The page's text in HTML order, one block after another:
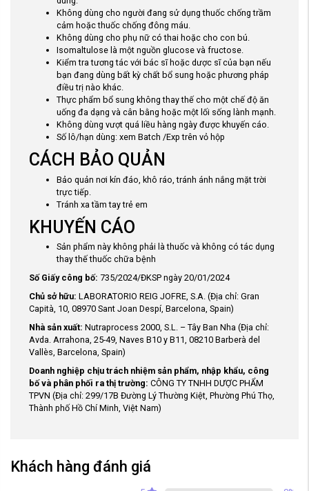
Không dùng cho người đang sử dụng thuốc chống trầm
cảm hoặc thuốc chống đông máu.
Không dùng cho phụ nữ có thai hoặc cho con bú.
Isomaltulose là một nguồn glucose và fructose.
Kiểm tra tương tác với bác sĩ hoặc dược sĩ của bạn nếu
bạn đang dùng bất kỳ chất bổ sung hoặc phương pháp
điều trị nào khác.
Thực phẩm bổ sung không thay thế cho một chế độ ăn
uống đa dạng và cân bằng hoặc một lối sống lành mạnh.
Không dùng vượt quá liều hàng ngày được khuyến cáo.
Số lô/hạn dùng: xem Batch /Exp trên vỏ hộp
CÁCH BẢO QUẢN
Bảo quản nơi kín đáo, khô ráo, tránh ánh nắng mặt trời
trực tiếp.
Tránh xa tầm tay trẻ em
KHUYẾN CÁO
Sản phẩm này không phải là thuốc và không có tác dụng
thay thế thuốc chữa bệnh
Số Giấy công bố: 735/2024/ĐKSP ngày 20/01/2024
Chủ sở hữu: LABORATORIO REIG JOFRE, S.A. (Địa chỉ: Gran
Capità, 10, 08970 Sant Joan Despí, Barcelona, Spain)
Nhà sản xuất: Nutraprocess 2000, S.L. – Tây Ban Nha (Địa chỉ:
Avda. Arrahona, 25-49, Naves B10 y B11, 08210 Barberà del
Vallès, Barcelona, Spain)
Doanh nghiệp chịu trách nhiệm sản phẩm, nhập khẩu, công
bố và phân phối ra thị trường: CÔNG TY TNHH DƯỢC PHẨM
TPVN (Địa chỉ: 299/17B Đường Lý Thường Kiệt, Phường Phú Thọ,
Thành phố Hồ Chí Minh, Việt Nam)
Khách hàng đánh giá